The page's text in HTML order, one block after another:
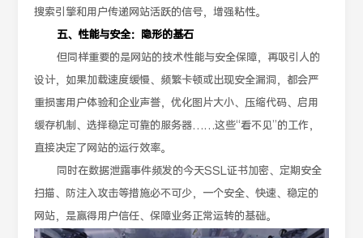
搜索引擎和用户传递网站活跃的信号，增强粘性。
五、性能与安全：隐形的基石
但同样重要的是网站的技术性能与安全保障，再吸引人的
设计，如果加载速度缓慢、频繁卡顿或出现安全漏洞，都会严
重损害用户体验和企业声誉，优化图片大小、压缩代码、启用
缓存机制、选择稳定可靠的服务器……这些“看不见”的工作，
直接决定了网站的运行效率。
同时在数据泄露事件频发的今天SSL证书加密、定期安全
扫描、防注入攻击等措施必不可少，一个安全、快速、稳定的
网站，是赢得用户信任、保障业务正常运转的基础。